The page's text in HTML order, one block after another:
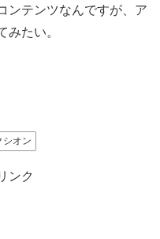
ンテンツなんですが、ア
みたい。
シオン
ンク